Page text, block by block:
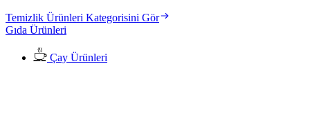
Temizlik Ürünleri Kategorisini Gör
Gıda Ürünleri
Çay Ürünleri